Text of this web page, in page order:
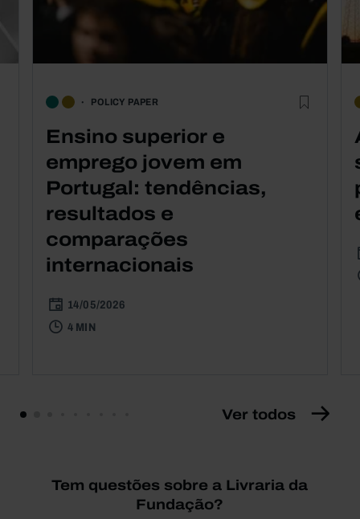
POLICY PAPER
Ensino superior e
emprego jovem em
Portugal: tendências,
resultados e
comparações
internacionais
14/05/2026
4 MIN
Ver todos
Tem questões sobre a Livraria da
Fundação?